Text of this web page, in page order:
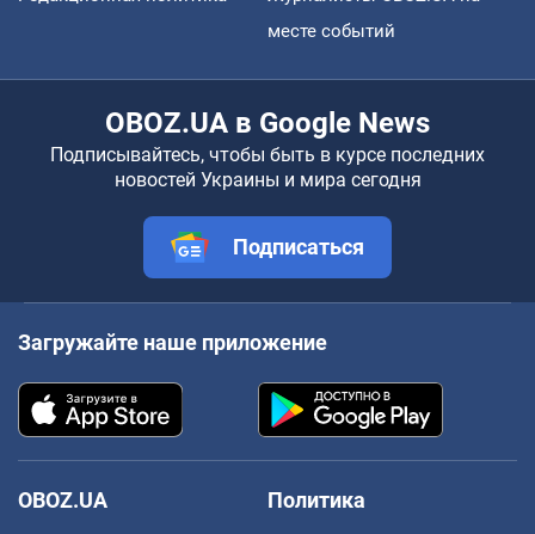
месте событий
OBOZ.UA в Google News
Подписывайтесь, чтобы быть в курсе последних
новостей Украины и мира сегодня
Подписаться
Загружайте наше приложение
OBOZ.UA
Политика